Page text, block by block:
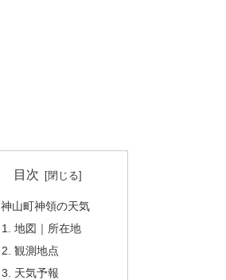
目次
神山町神領の天気
地図｜所在地
観測地点
天気予報